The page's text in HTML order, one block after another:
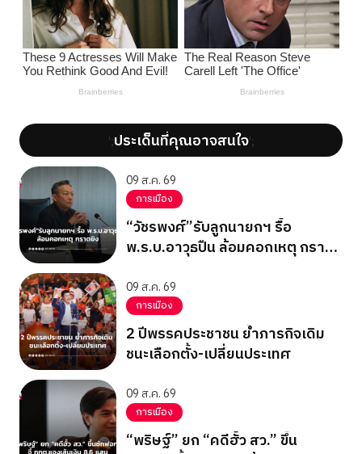
';ประเด็นที่คุณอาจสนใจ';
09 ส.ค. 69
การเมือง
“วัชรพงศ์”รับลูกนายกฯ รื้อ
พ.ร.บ.อาวุธปืน ล้อมคอกเหตุ กราด
09 ส.ค. 69
การเมือง
2 ปีพรรคประชาชน ย้ำภารกิจเดิม
ชนะเลือกตั้ง-เปลี่ยนประเทศ
09 ส.ค. 69
การเมือง
“พริษฐ์” ยก “คดีฮั้ว สว.” ขึ้น